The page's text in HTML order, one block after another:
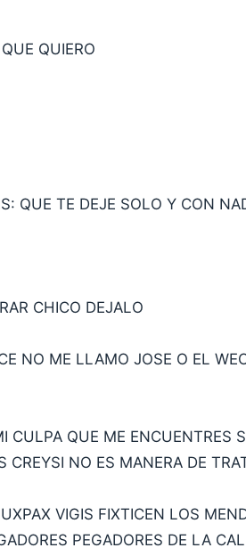
QUIERO
QUE TE DEJE SOLO Y CON
CHICO DEJALO
NO ME LLAMO JOSE O EL
CULPA QUE ME ENCUENTRES
CREYSI NO ES MANERA DE
VIGIS FIXTICEN LOS
PEGADORES DE LA